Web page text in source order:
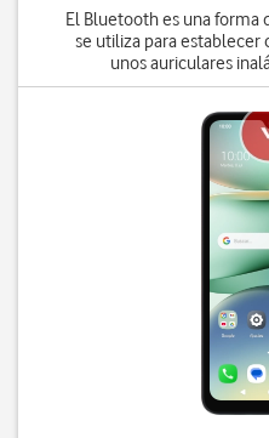
El Bluetooth es una forma
se utiliza para
unos auriculares